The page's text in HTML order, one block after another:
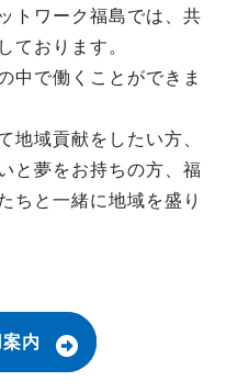
トワーク福島では、共
ております。
中で働くことができま
地域貢献をしたい方、
と夢をお持ちの方、福
ちと一緒に地域を盛り
内